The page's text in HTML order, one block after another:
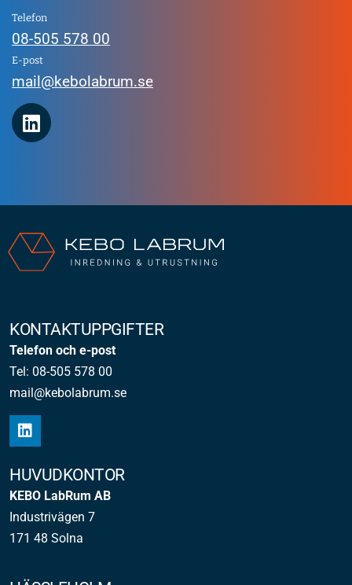
Telefon
08-505 578 00
E-post
mail@kebolabrum.se
KONTAKTUPPGIFTER
Telefon och e-post
Tel: 08-505 578 00
mail@kebolabrum.se
HUVUDKONTOR
KEBO LabRum AB
Industrivägen 7
171 48 Solna